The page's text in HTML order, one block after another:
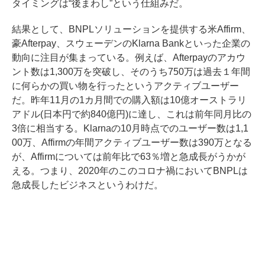
タイミングは“後まわし”という仕組みだ。
結果として、BNPLソリューションを提供する米Affirm、
豪Afterpay、スウェーデンのKlarna Bankといった企業の
動向に注目が集まっている。例えば、Afterpayのアカウ
ント数は1,300万を突破し、そのうち750万は過去１年間
に何らかの買い物を行ったというアクティブユーザー
だ。昨年11月の1カ月間での購入額は10億オーストラリ
アドル(日本円で約840億円)に達し、これは前年同月比の
3倍に相当する。Klarnaの10月時点でのユーザー数は1,1
00万、Affirmの年間アクティブユーザー数は390万となる
が、Affirmについては前年比で63％増と急成長がうかが
える。つまり、2020年のこのコロナ禍においてBNPLは
急成長したビジネスというわけだ。